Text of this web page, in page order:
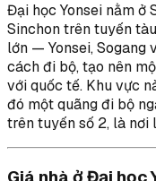
Đại học Yonsei nằm ở
Sinchon trên tuyến
lớn — Yonsei, Sogang
cách đi bộ, tạo nên
với quốc tế. Khu vực
đó một quãng đi bộ
trên tuyến số 2, là nơi